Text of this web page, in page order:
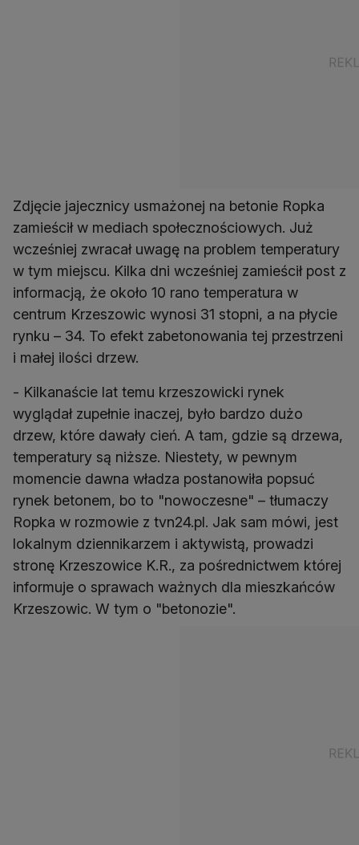
Zdjęcie jajecznicy usmażonej na betonie Ropka
zamieścił w mediach społecznościowych. Już
wcześniej zwracał uwagę na problem temperatury
w tym miejscu. Kilka dni wcześniej zamieścił post z
informacją, że około 10 rano temperatura w
centrum Krzeszowic wynosi 31 stopni, a na płycie
rynku – 34. To efekt zabetonowania tej przestrzeni
i małej ilości drzew.
- Kilkanaście lat temu krzeszowicki rynek
wyglądał zupełnie inaczej, było bardzo dużo
drzew, które dawały cień. A tam, gdzie są drzewa,
temperatury są niższe. Niestety, w pewnym
momencie dawna władza postanowiła popsuć
rynek betonem, bo to "nowoczesne" – tłumaczy
Ropka w rozmowie z tvn24.pl. Jak sam mówi, jest
lokalnym dziennikarzem i aktywistą, prowadzi
stronę Krzeszowice K.R., za pośrednictwem której
informuje o sprawach ważnych dla mieszkańców
Krzeszowic. W tym o "betonozie".